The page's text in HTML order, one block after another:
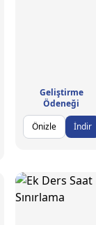
Geliştirme
Ödeneği
Önizle
İndir